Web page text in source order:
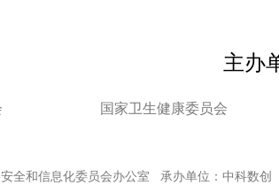
主办
国家卫生健康委员会
全和信息化委员会办公室 承办单位：中科数创